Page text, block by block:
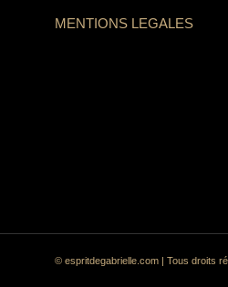
MENTIONS LEGALES
© espritdegabrielle.com | Tous droits